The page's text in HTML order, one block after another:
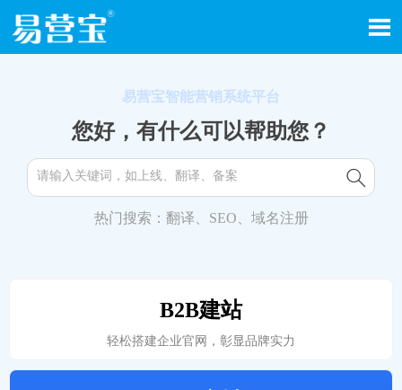

易营宝智能营销系统平台
您好，有什么可以帮助您？

热门搜索：翻译、SEO、域名注册
B2B建站
轻松搭建企业官网，彰显品牌实力